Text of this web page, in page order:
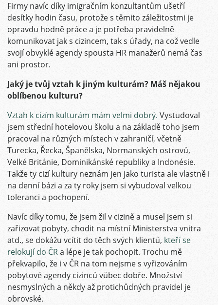
Firmy navíc díky imigračním konzultantům ušetří
desítky hodin času, protože s těmito záležitostmi je
opravdu hodně práce a je potřeba pravidelně
komunikovat jak s cizincem, tak s úřady, na což vedle
svojí obvyklé agendy spousta HR manažerů nemá čas
ani prostor.
Jaký je tvůj vztah k jiným kulturám? Máš nějakou
oblíbenou kulturu?
Vztah k cizím kulturám mám velmi dobrý. Vystudoval
jsem střední hotelovou školu a na základě toho jsem
pracoval na různých místech v zahraničí, včetně
Turecka, Řecka, Španělska, Normanských ostrovů,
Velké Británie, Dominikánské republiky a Indonésie.
Takže ty cizí kultury neznám jen jako turista ale vlastně i
na denní bázi a za ty roky jsem si vybudoval velkou
toleranci a pochopení.
Navíc díky tomu, že jsem žil v cizině a musel jsem si
zařizovat pobyty, chodit na místní Ministerstva vnitra
atd., se dokážu vcítit do těch svých klientů, kteří se
relokují do ČRa lépe je tak pochopit. Trochu mě
překvapilo, že i v ČR na tom nejsme s vyřizováním
pobytové agendy cizinců vůbec dobře. Množství
nesmyslných a někdy až protichůdných pravidel je
obrovské.